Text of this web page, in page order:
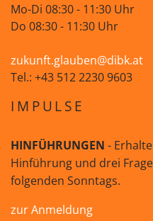
Mo-Di 08:30 - 11:30 Uhr
Do 08:30 - 11:30 Uhr
zukunft.glauben@dibk.at
Tel.: +43 512 2230 9603
IMPULSE
HINFÜHRUNGEN -
Hinführung und drei
folgenden Sonntags.
zur Anmeldung